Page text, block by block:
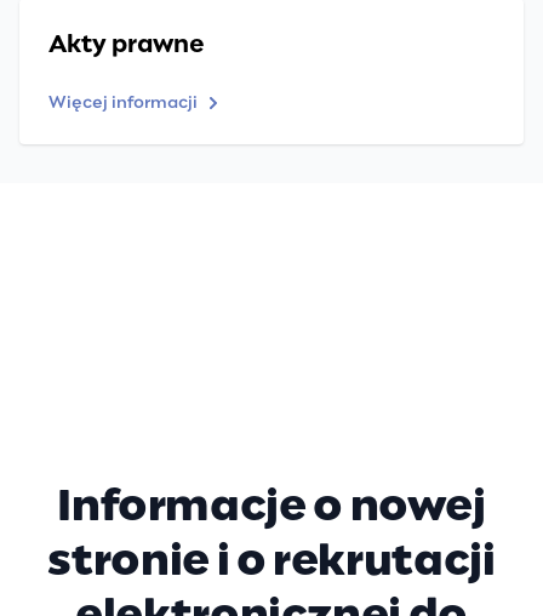
Akty prawne
Więcej informacji
Informacje o nowej
stronie i o rekrutacji